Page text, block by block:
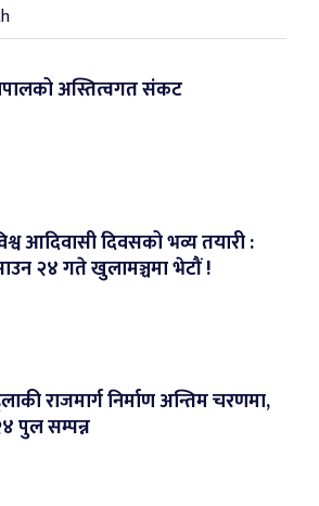
अस्तित्वगत संकट
आदिवासी दिवसको भव्य तयारी :
२४ गते खुलामञ्चमा भेटौं !
राजमार्ग निर्माण अन्तिम चरणमा,
पुल सम्पन्न